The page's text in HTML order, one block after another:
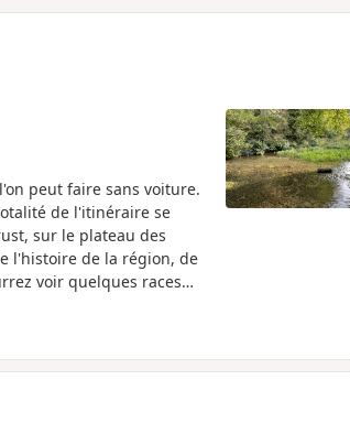
peut faire sans voiture.
de l'itinéraire se
sur le plateau des
l'histoire de la région, de
voir quelques races